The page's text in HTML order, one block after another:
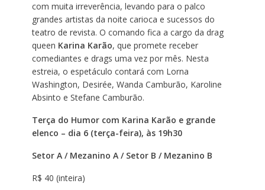
com muita irreverência, levando para o palco
grandes artistas da noite carioca e sucessos do
teatro de revista. O comando fica a cargo da drag
queen Karina Karão, que promete receber
comediantes e drags uma vez por mês. Nesta
estreia, o espetáculo contará com Lorna
Washington, Desirée, Wanda Camburão, Karoline
Absinto e Stefane Camburão.
Terça do Humor com Karina Karão e grande
elenco – dia 6 (terça-feira), às 19h30
Setor A / Mezanino A / Setor B / Mezanino B
R$ 40 (inteira)